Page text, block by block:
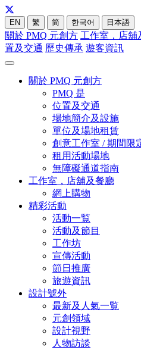
EN 繁 简 한국어 日本語
關於 PMQ 元創方 工作室，店舖
置及交通 歷史傳承 遊客資訊
關於 PMQ 元創方
PMQ 是
位置及交通
場地簡介及設施
單位及場地租賃
創意工作室 / 期間限
租用活動場地
無障礙通道指南
工作室，店舖及餐廳
網上購物
精彩活動
活動一覧
活動及節目
工作坊
宣傳活動
節日推廣
旅遊資訊
設計號外
最新及人氣一覧
元創領域
設計視野
人物訪談